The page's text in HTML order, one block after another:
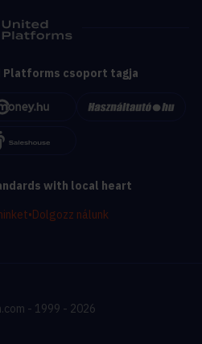
Platforms csoport tagja
with local heart
•Dolgozz nálunk
- 1999 - 2026